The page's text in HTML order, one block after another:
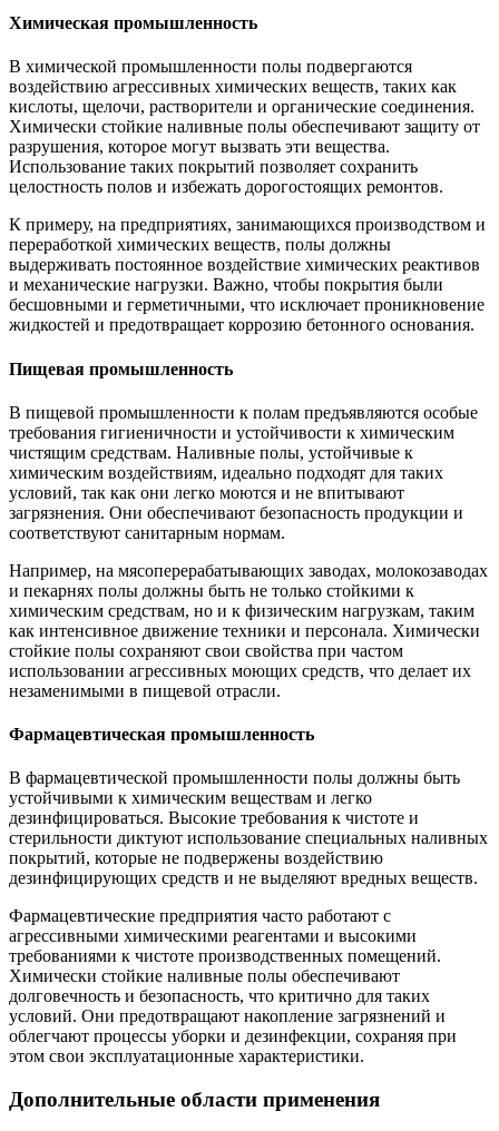
Химическая промышленность
В химической промышленности полы подвергаются
воздействию агрессивных химических веществ, таких как
кислоты, щелочи, растворители и органические соединения.
Химически стойкие наливные полы обеспечивают защиту от
разрушения, которое могут вызвать эти вещества.
Использование таких покрытий позволяет сохранить
целостность полов и избежать дорогостоящих ремонтов.
К примеру, на предприятиях, занимающихся производством и
переработкой химических веществ, полы должны
выдерживать постоянное воздействие химических реактивов
и механические нагрузки. Важно, чтобы покрытия были
бесшовными и герметичными, что исключает проникновение
жидкостей и предотвращает коррозию бетонного основания.
Пищевая промышленность
В пищевой промышленности к полам предъявляются особые
требования гигиеничности и устойчивости к химическим
чистящим средствам. Наливные полы, устойчивые к
химическим воздействиям, идеально подходят для таких
условий, так как они легко моются и не впитывают
загрязнения. Они обеспечивают безопасность продукции и
соответствуют санитарным нормам.
Например, на мясоперерабатывающих заводах, молокозаводах
и пекарнях полы должны быть не только стойкими к
химическим средствам, но и к физическим нагрузкам, таким
как интенсивное движение техники и персонала. Химически
стойкие полы сохраняют свои свойства при частом
использовании агрессивных моющих средств, что делает их
незаменимыми в пищевой отрасли.
Фармацевтическая промышленность
В фармацевтической промышленности полы должны быть
устойчивыми к химическим веществам и легко
дезинфицироваться. Высокие требования к чистоте и
стерильности диктуют использование специальных наливных
покрытий, которые не подвержены воздействию
дезинфицирующих средств и не выделяют вредных веществ.
Фармацевтические предприятия часто работают с
агрессивными химическими реагентами и высокими
требованиями к чистоте производственных помещений.
Химически стойкие наливные полы обеспечивают
долговечность и безопасность, что критично для таких
условий. Они предотвращают накопление загрязнений и
облегчают процессы уборки и дезинфекции, сохраняя при
этом свои эксплуатационные характеристики.
Дополнительные области применения